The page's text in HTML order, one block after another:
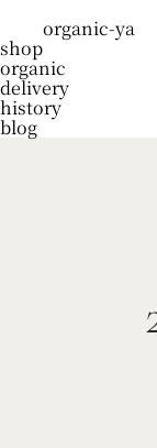
organic-ya
shop
organic
delivery
history
blog